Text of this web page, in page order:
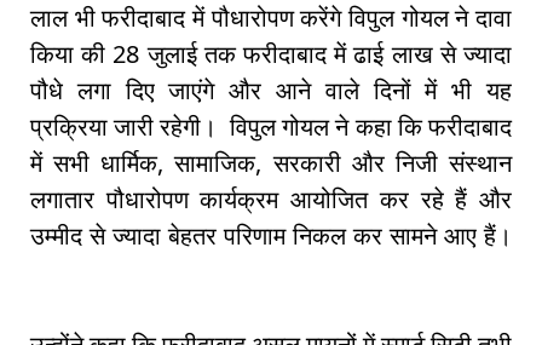
लाल भी फरीदाबाद में पौधारोपण करेंगे विपुल गोयल ने दावा
किया की 28 जुलाई तक फरीदाबाद में ढाई लाख से ज्यादा
पौधे लगा दिए जाएंगे और आने वाले दिनों में भी यह
प्रक्रिया जारी रहेगी। विपुल गोयल ने कहा कि फरीदाबाद
में सभी धार्मिक, सामाजिक, सरकारी और निजी संस्थान
लगातार पौधारोपण कार्यक्रम आयोजित कर रहे हैं और
उम्मीद से ज्यादा बेहतर परिणाम निकल कर सामने आए हैं।